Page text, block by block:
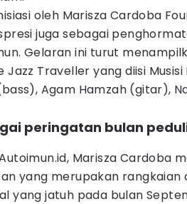
oleh Marisza Cardoba
juga sebagai
Gelaran ini turut
Jazz Traveller yang diisi
Agam Hamzah (gitar),
peringatan bulan
Marisza Cardoba
yang merupakan rangkaian
yang jatuh pada bulan